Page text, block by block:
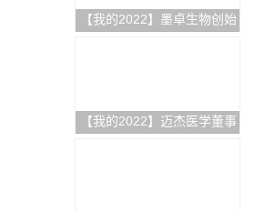
【我的2022】墨卓生物创始
【我的2022】迈杰医学董事